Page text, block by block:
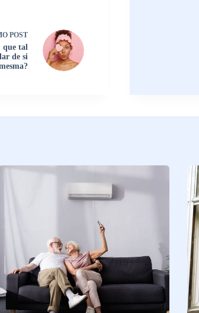
POST
que tal
de si